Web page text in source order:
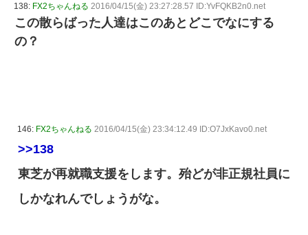
138: FX2ちゃんねる 2016/04/15(金) 23:27:28.57 ID:YvFQKB2n0.net
この散らばった人達はこのあとどこでなにする
の？
146: FX2ちゃんねる 2016/04/15(金) 23:34:12.49 ID:O7JxKavo0.net
>>138
東芝が再就職支援をします。殆どが非正規社員に
しかなれんでしょうがな。